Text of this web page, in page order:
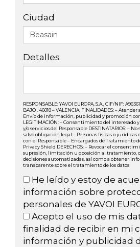
Ciudad
Detalles
RESPONSABLE: YAVOI EUROPA, S.A., CIF/NIF:
BAJO , 46018 – VALENCIA. FINALIDADES: –
Envío de información, publicidad y promoción
LEGITIMACIÓN: – Consentimiento del interesado
y/o servicios del Responsable DESTINATARIOS: –
salvo obligación legal – Personas físicas o
con el Responsable – Encargados de Tratamiento
Privacy Shield DERECHOS: – Revocar el
supresión, limitación u oposición al tratamiento,
decisiones automatizadas, así como a obtener
transparente sobre el tratamiento de los datos
He leído y estoy de
información sobre
personales de YAVOI
Acepto el uso de mis
finalidad de recibir en mi
información y publicidad